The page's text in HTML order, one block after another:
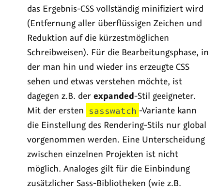
das Ergebnis-CSS vollständig minifiziert wird
(Entfernung aller überflüssigen Zeichen und
Reduktion auf die kürzestmöglichen
Schreibweisen). Für die Bearbeitungsphase, in
der man hin und wieder ins erzeugte CSS
sehen und etwas verstehen möchte, ist
dagegen z.B. der expanded-Stil geeigneter.
Mit der ersten sasswatch -Variante kann
die Einstellung des Rendering-Stils nur global
vorgenommen werden. Eine Unterscheidung
zwischen einzelnen Projekten ist nicht
möglich. Analoges gilt für die Einbindung
zusätzlicher Sass-Bibliotheken (wie z.B.